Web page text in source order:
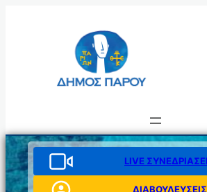
LIVE
ΔΙΑΒΟΥΛΕΥΣΕΙΣ